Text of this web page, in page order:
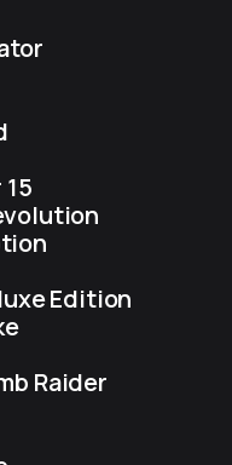
Edition
Raider